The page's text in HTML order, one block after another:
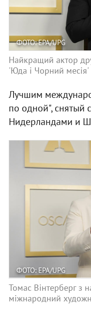
ФОТО: EPA/UPG
Найкращий актор
'Юда і Чорний месія'
Лучшим
по одной", снятый
Нидерландами и
ФОТО: EPA/UPG
Томас Вінтерберг з
міжнародний